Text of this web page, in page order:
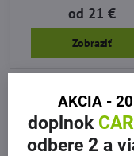
od 21 €
Zobraziť
AKCIA - 20
doplnok
odbere 2 a